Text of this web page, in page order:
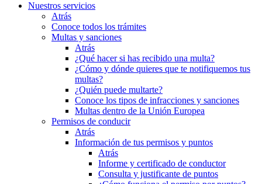
Nuestros servicios
Atrás
Conoce todos los trámites
Multas y sanciones
Atrás
¿Qué hacer si has recibido una multa?
¿Cómo y dónde quieres que te notifiquemos tus
multas?
¿Quién puede multarte?
Conoce los tipos de infracciones y sanciones
Multas dentro de la Unión Europea
Permisos de conducir
Atrás
Información de tus permisos y puntos
Atrás
Informe y certificado de conductor
Consulta y justificante de puntos